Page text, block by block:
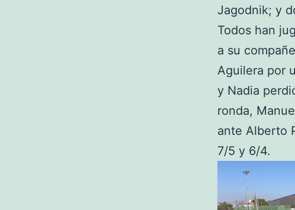
Jagodnik; y
Todos han
a su
Aguilera por
y Nadia
ronda,
ante Alberto
7/5 y 6/4.